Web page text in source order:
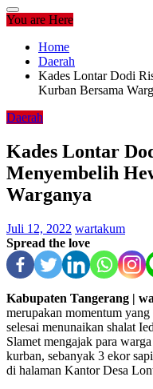
You are Here
Home
Daerah
Kades Lontar Dodi
Kurban Bersama
Daerah
Kades Lontar
Menyembelih
Warganya
Juli 12, 2022 wartakum
Spread the love
Kabupaten Tangerang |
merupakan momentum
selesai menunaikan shalat
Slamet mengajak para
kurban, sebanyak 3 ekor
di halaman Kantor Desa